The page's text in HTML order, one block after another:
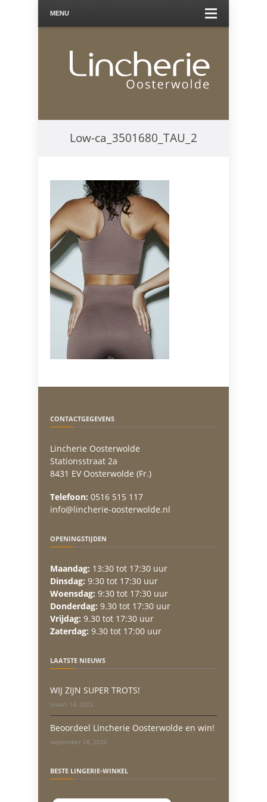
MENU
Low-ca_3501680_TAU_2
CONTACTGEGEVENS
Lincherie Oosterwolde
Stationsstraat 2a
8431 EV Oosterwolde (Fr.)
Telefoon: 0516 515 117
info@lincherie-oosterwolde.nl
OPENINGSTIJDEN
Maandag: 13:30 tot 17:30 uur
Dinsdag: 9:30 tot 17:30 uur
Woensdag: 9:30 tot 17:30 uur
Donderdag: 9.30 tot 17:30 uur
Vrijdag: 9.30 tot 17:30 uur
Zaterdag: 9.30 tot 17:00 uur
LAATSTE NIEUWS
WIJ ZIJN SUPER TROTS!
maart 14, 2022
Beoordeel Lincherie Oosterwolde en win!
september 28, 2020
BESTE LINGERIE-WINKEL